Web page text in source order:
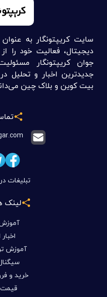
سایت کریپتونگار به
جوان کریپتونگار
جدیدترین اخبار و تحلیل
بیت کوین و بلاک چین
تبلیغات
لینک
آموزش
خرید و
قیمت